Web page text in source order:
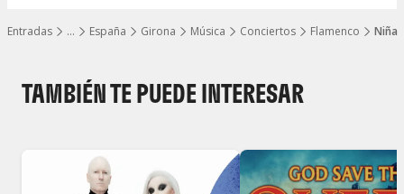
…
Mostrar todos los niveles
Entradas España Girona Música Conciertos Flamenco Niña
TAMBIÉN TE PUEDE INTERESAR